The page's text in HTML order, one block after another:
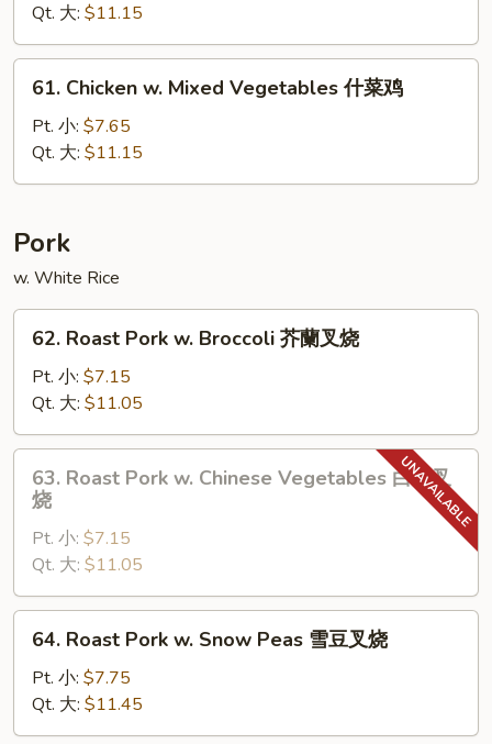
鸡
Qt. 大: $11.15
Chicken
Mixed
Vegetables
菜
鸡
61. Chicken w. Mixed Vegetables 什菜鸡
Pt. 小: $7.65
Qt. 大: $11.15
Pork
w. White Rice
Roast
Pork
Broccoli
芥
62. Roast Pork w. Broccoli 芥蘭叉烧
Pt. 小: $7.15
Qt. 大: $11.05
Roast
Pork
Chinese
Vegetables
白
63. Roast Pork w. Chinese Vegetables 白菜叉
烧
Pt. 小: $7.15
Qt. 大: $11.05
Roast
Pork
Snow
64. Roast Pork w. Snow Peas 雪豆叉烧
Pt. 小: $7.75
Qt. 大: $11.45